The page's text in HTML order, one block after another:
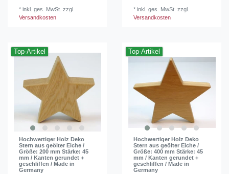
*inkl. ges. MwSt. zzgl.
Versandkosten
*inkl. ges. MwSt. zzgl.
Versandkosten
Top-Artikel
Hochwertiger Holz Deko
Stern aus geölter Eiche /
Größe: 200 mm Stärke: 45
mm / Kanten gerundet +
geschliffen / Made in
Germany
Top-Artikel
Hochwertiger Holz Deko
Stern aus geölter Eiche /
Größe: 400 mm Stärke: 45
mm / Kanten gerundet +
geschliffen / Made in
Germany